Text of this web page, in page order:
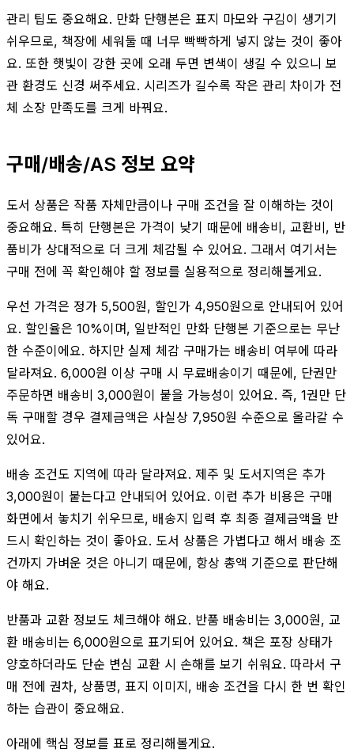
관리 팁도 중요해요. 만화 단행본은 표지 마모와 구김이 생기기
쉬우므로, 책장에 세워둘 때 너무 빡빡하게 넣지 않는 것이 좋아
요. 또한 햇빛이 강한 곳에 오래 두면 변색이 생길 수 있으니 보
관 환경도 신경 써주세요. 시리즈가 길수록 작은 관리 차이가 전
체 소장 만족도를 크게 바꿔요.
구매/배송/AS 정보 요약
도서 상품은 작품 자체만큼이나 구매 조건을 잘 이해하는 것이
중요해요. 특히 단행본은 가격이 낮기 때문에 배송비, 교환비, 반
품비가 상대적으로 더 크게 체감될 수 있어요. 그래서 여기서는
구매 전에 꼭 확인해야 할 정보를 실용적으로 정리해볼게요.
우선 가격은 정가 5,500원, 할인가 4,950원으로 안내되어 있어
요. 할인율은 10%이며, 일반적인 만화 단행본 기준으로는 무난
한 수준이에요. 하지만 실제 체감 구매가는 배송비 여부에 따라
달라져요. 6,000원 이상 구매 시 무료배송이기 때문에, 단권만
주문하면 배송비 3,000원이 붙을 가능성이 있어요. 즉, 1권만 단
독 구매할 경우 결제금액은 사실상 7,950원 수준으로 올라갈 수
있어요.
배송 조건도 지역에 따라 달라져요. 제주 및 도서지역은 추가
3,000원이 붙는다고 안내되어 있어요. 이런 추가 비용은 구매
화면에서 놓치기 쉬우므로, 배송지 입력 후 최종 결제금액을 반
드시 확인하는 것이 좋아요. 도서 상품은 가볍다고 해서 배송 조
건까지 가벼운 것은 아니기 때문에, 항상 총액 기준으로 판단해
야 해요.
반품과 교환 정보도 체크해야 해요. 반품 배송비는 3,000원, 교
환 배송비는 6,000원으로 표기되어 있어요. 책은 포장 상태가
양호하더라도 단순 변심 교환 시 손해를 보기 쉬워요. 따라서 구
매 전에 권차, 상품명, 표지 이미지, 배송 조건을 다시 한 번 확인
하는 습관이 중요해요.
아래에 핵심 정보를 표로 정리해볼게요.